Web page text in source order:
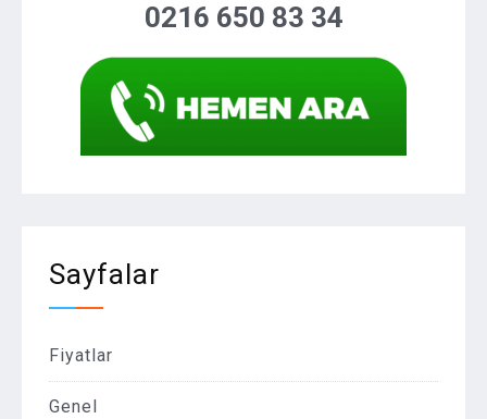
0216 650 83 34
Sayfalar
Fiyatlar
Genel